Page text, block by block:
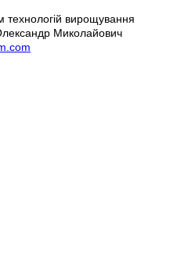
технологій вирощування
Миколайович